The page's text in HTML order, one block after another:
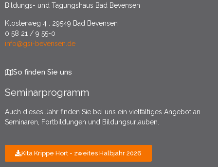
Bildungs- und Tagungshaus Bad Bevensen
Klosterweg 4 . 29549 Bad Bevensen
0 58 21 / 9 55-0
info@gsi-bevensen.de
So finden Sie uns
Seminarprogramm
Auch dieses Jahr finden Sie bei uns ein vielfältiges Angebot an
Seminaren, Fortbildungen und Bildungsurlauben.
Kita Krippe Hort - zweites Halbjahr 2026